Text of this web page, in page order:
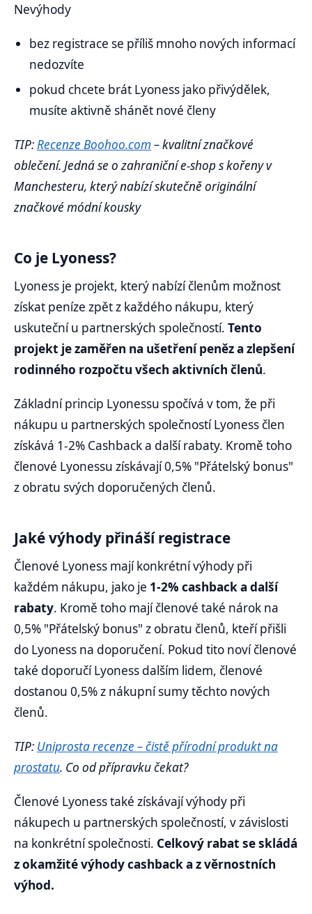
Nevýhody
bez registrace se příliš mnoho nových informací
nedozvíte
pokud chcete brát Lyoness jako přivýdělek,
musíte aktivně shánět nové členy
TIP:Recenze Boohoo.com– kvalitní značkové
oblečení. Jedná se o zahraniční e-shop s kořeny v
Manchesteru, který nabízí skutečně originální
značkové módní kousky
Co je Lyoness?
Lyoness je projekt, který nabízí členům možnost
získat peníze zpět z každého nákupu, který
uskuteční u partnerských společností. Tento
projekt je zaměřen na ušetření peněz a zlepšení
rodinného rozpočtu všech aktivních členů.
Základní princip Lyonessu spočívá v tom, že při
nákupu u partnerských společností Lyoness člen
získává 1-2% Cashback a další rabaty. Kromě toho
členové Lyonessu získávají 0,5% "Přátelský bonus"
z obratu svých doporučených členů.
Jaké výhody přináší registrace
Členové Lyoness mají konkrétní výhody při
každém nákupu, jako je 1-2% cashback a další
rabaty. Kromě toho mají členové také nárok na
0,5% "Přátelský bonus" z obratu členů, kteří přišli
do Lyoness na doporučení. Pokud tito noví členové
také doporučí Lyoness dalším lidem, členové
dostanou 0,5% z nákupní sumy těchto nových
členů.
TIP: Uniprosta recenze – čistě přírodní produkt na
prostatu. Co od přípravku čekat?
Členové Lyoness také získávají výhody při
nákupech u partnerských společností, v závislosti
na konkrétní společnosti. Celkový rabat se skládá
z okamžité výhody cashback a z věrnostních
výhod.